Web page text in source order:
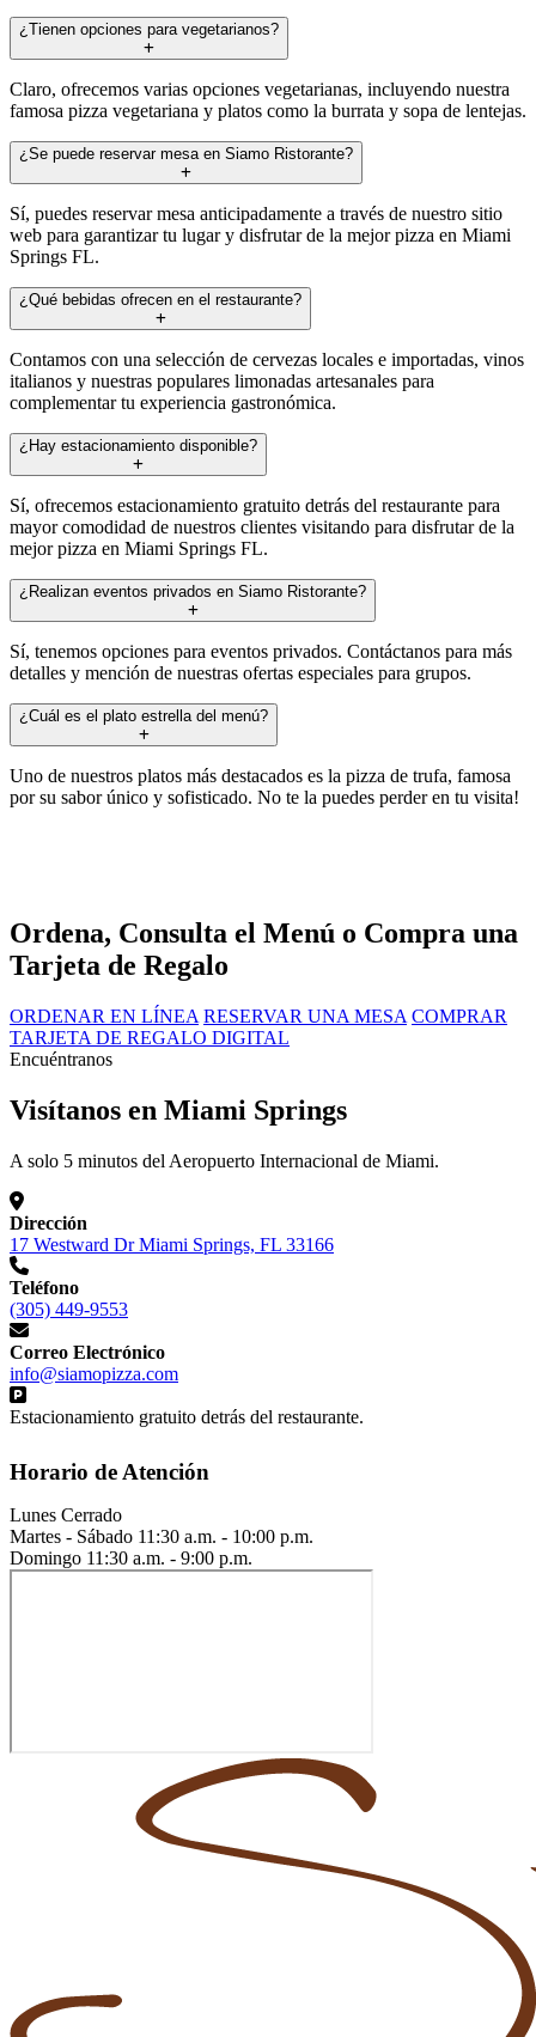
¿Tienen opciones para vegetarianos?
Claro, ofrecemos varias opciones vegetarianas, incluyendo nuestra
famosa pizza vegetariana y platos como la burrata y sopa de lentejas.
¿Se puede reservar mesa en Siamo Ristorante?
Sí, puedes reservar mesa anticipadamente a través de nuestro sitio
web para garantizar tu lugar y disfrutar de la mejor pizza en Miami
Springs FL.
¿Qué bebidas ofrecen en el restaurante?
Contamos con una selección de cervezas locales e importadas, vinos
italianos y nuestras populares limonadas artesanales para
complementar tu experiencia gastronómica.
¿Hay estacionamiento disponible?
Sí, ofrecemos estacionamiento gratuito detrás del restaurante para
mayor comodidad de nuestros clientes visitando para disfrutar de la
mejor pizza en Miami Springs FL.
¿Realizan eventos privados en Siamo Ristorante?
Sí, tenemos opciones para eventos privados. Contáctanos para más
detalles y mención de nuestras ofertas especiales para grupos.
¿Cuál es el plato estrella del menú?
Uno de nuestros platos más destacados es la pizza de trufa, famosa
por su sabor único y sofisticado. No te la puedes perder en tu visita!
Ordena, Consulta el Menú o Compra una
Tarjeta de Regalo
ORDENAR EN LÍNEA RESERVAR UNA MESA COMPRAR
TARJETA DE REGALO DIGITAL
Encuéntranos
Visítanos en Miami Springs
A solo 5 minutos del Aeropuerto Internacional de Miami.
Dirección
17 Westward Dr Miami Springs, FL 33166
Teléfono
(305) 449-9553
Correo Electrónico
info@siamopizza.com
Estacionamiento gratuito detrás del restaurante.
Horario de Atención
Lunes Cerrado
Martes - Sábado 11:30 a.m. - 10:00 p.m.
Domingo 11:30 a.m. - 9:00 p.m.